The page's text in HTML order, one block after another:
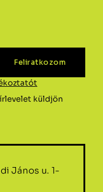
küldjön
János u. 1-